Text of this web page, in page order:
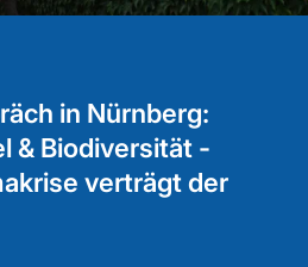
in Nürnberg:
& Biodiversität -
verträgt der